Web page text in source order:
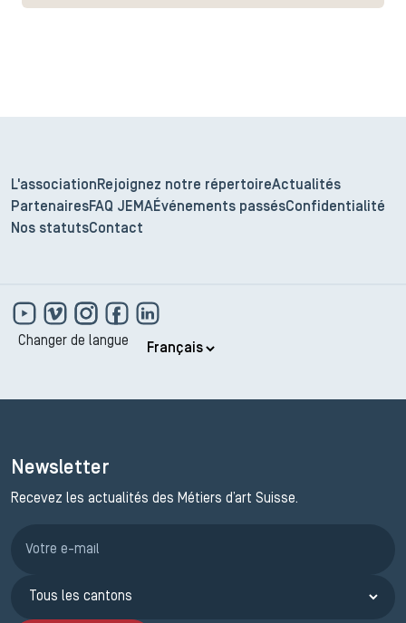
L'association Rejoignez notre répertoireActualités
PartenairesFAQ JEMAÉvénements passésConfidentialité
Nos statutsContact
Changer de langue
Newsletter
Recevez les actualités des Métiers d’art Suisse.